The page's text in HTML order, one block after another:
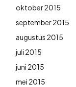
oktober 2015
september 2015
augustus 2015
juli 2015
juni 2015
mei 2015